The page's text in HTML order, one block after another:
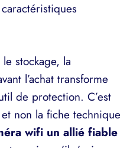
stockage, la
l’achat transforme
de protection. C’est
non la fiche technique
wifi un allié fiable